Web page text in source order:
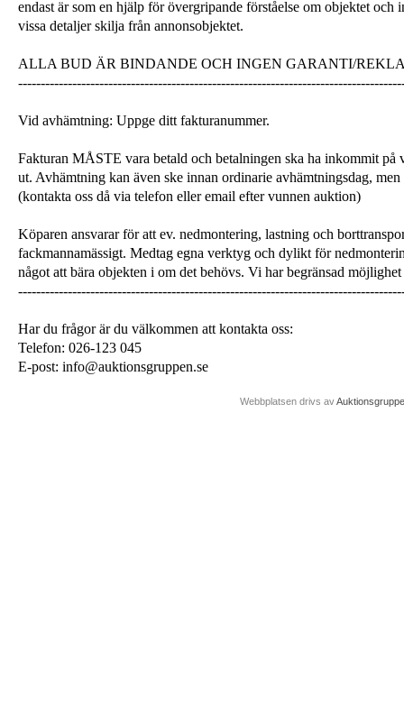
endast är som en hjälp för övergripande förståelse om objektet
vissa detaljer skilja från annonsobjektet.
ALLA BUD ÄR BINDANDE OCH INGEN GARANTI/
Vid avhämtning: Uppge ditt fakturanummer.
Fakturan MÅSTE vara betald och betalningen ska ha inkommit på
ut. Avhämtning kan även ske innan ordinarie avhämtningsdag,
(kontakta oss då via telefon eller email efter vunnen auktion)
Köparen ansvarar för att ev. nedmontering, lastning och
fackmannamässigt. Medtag egna verktyg och dylikt för
något att bära objekten i om det behövs. Vi har begränsad
Har du frågor är du välkommen att kontakta oss:
Telefon: 026-123 045
E-post: info@auktionsgruppen.se
Webbplatsen drivs av